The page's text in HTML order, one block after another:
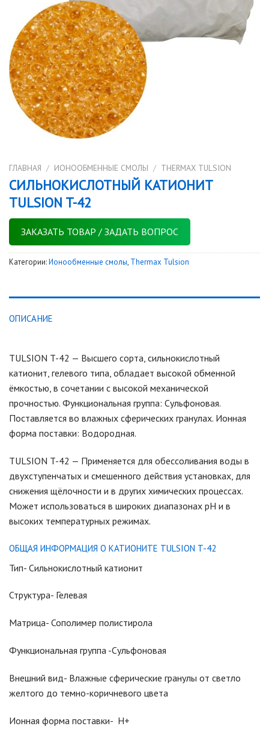
ГЛАВНАЯ / ИОНООБМЕННЫЕ СМОЛЫ / THERMAX TULSION
СИЛЬНОКИСЛОТНЫЙ КАТИОНИТ
TULSION T-42
ЗАКАЗАТЬ ТОВАР / ЗАДАТЬ ВОПРОС
Категории:Ионообменные смолы, Thermax Tulsion
ОПИСАНИЕ
TULSION T-42 — Высшего сорта, сильнокислотный
катионит, гелевого типа, обладает высокой обменной
ёмкостью, в сочетании с высокой механической
прочностью. Функциональная группа: Сульфоновая.
Поставляется во влажных сферических гранулах. Ионная
форма поставки: Водородная.
TULSION T-42 — Применяется для обессоливания воды в
двухступенчатых и смешенного действия установках, для
снижения щёлочности и в других химических процессах.
Может использоваться в широких диапазонах pH и в
высоких температурных режимах.
ОБЩАЯ ИНФОРМАЦИЯ О КАТИОНИТЕ TULSION T-42
Тип- Сильнокислотный катионит
Структура- Гелевая
Матрица- Сополимер полистирола
Функциональная группа -Сульфоновая
Внешний вид- Влажные сферические гранулы от светло
желтого до темно-коричневого цвета
Ионная форма поставки- Н+